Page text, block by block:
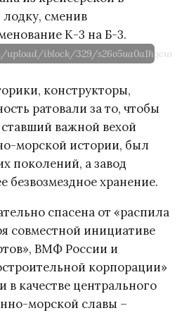
сменив
К-3 на Б-3.
iblock/329/
конструкторы,
ратовали за то, чтобы
важной вехой
морской истории, был
поколений, а завод
безвозмездное хранение.
спасена от «распила
совместной инициативе
ВМФ России и
корпорации»
качестве центрального
морской славы –